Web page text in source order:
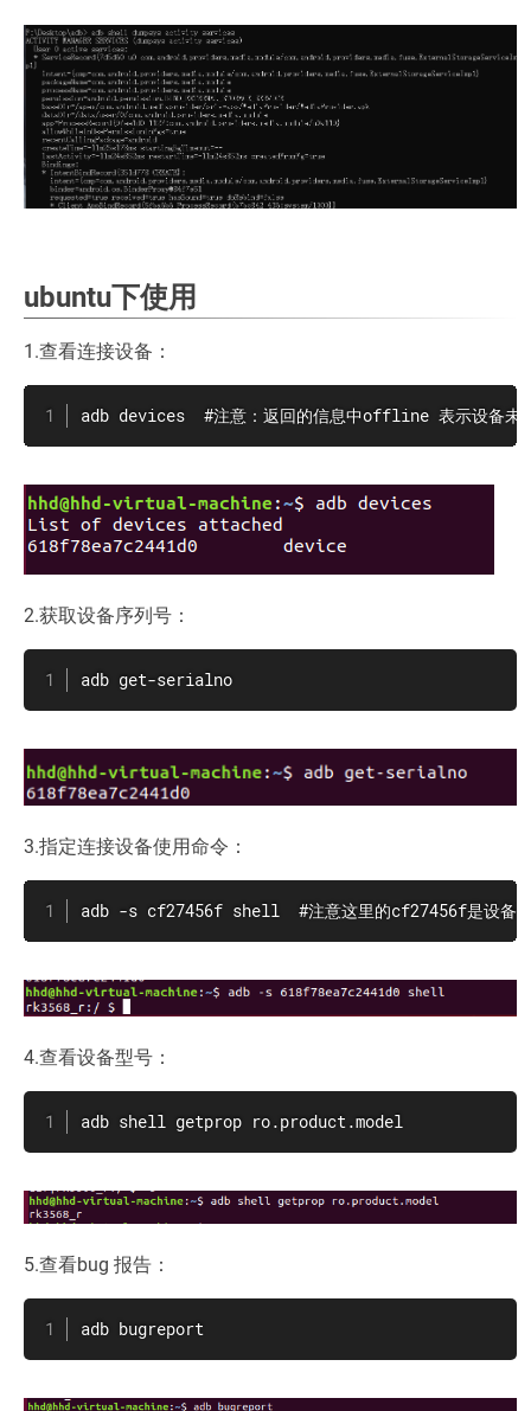
ubuntu下使用
1.查看连接设备：
adb devices  #注意：返回的信息中offline 表示设备未
2.获取设备序列号：
adb get-serialno
3.指定连接设备使用命令：
adb -s cf27456f shell  #注意这里的cf27456f是设备序
4.查看设备型号：
adb shell getprop ro.product.model
5.查看bug 报告：
adb bugreport